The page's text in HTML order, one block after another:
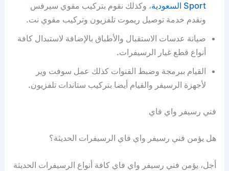
Sport السعودية
، وكذلك نقوم بتركيب مقوي سيرفس
ونقدم خدمة توصيل ريموت تلفزيون وتركيب مقوي نت.
صيانة عدسات الاستقبال والأطباق بالإضافة لاستبدال كافة
أنواع قطع غيار الرسيفرات.
القيام ببرمجة وضبط القنوات كذلك عمل سوفت وير
لأجهزة الرسيفر والقيام أيضا بتركيب ستاندات تلفزيون.
فني رسيفر واي فاي
هل يؤمن فني رسيفر واي فاي الرسيفرات الحديثة؟
أجل، يؤمن فني رسيفر واي فاي كافة أنواع الرسيفرات الحديثة